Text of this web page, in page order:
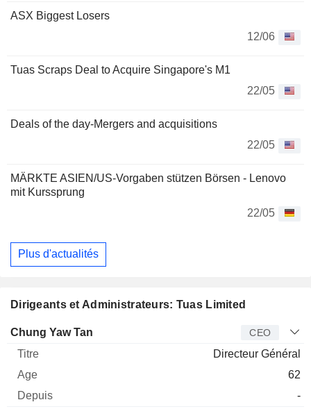
ASX Biggest Losers
12/06
Tuas Scraps Deal to Acquire Singapore's M1
22/05
Deals of the day-Mergers and acquisitions
22/05
MÄRKTE ASIEN/US-Vorgaben stützen Börsen - Lenovo
mit Kurssprung
22/05
Plus d'actualités
Dirigeants et Administrateurs: Tuas Limited
Dirigeant Titre Age
Chung Yaw Tan CEO
Directeur Général
62
-